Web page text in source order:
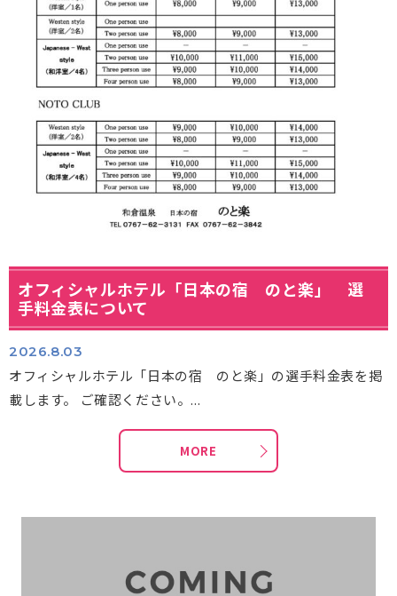
オフィシャルホテル「日本の宿 のと楽」 選
手料金表について
2026.8.03
オフィシャルホテル「日本の宿 のと楽」の選手料金表を掲
載します。 ご確認ください。...
MORE